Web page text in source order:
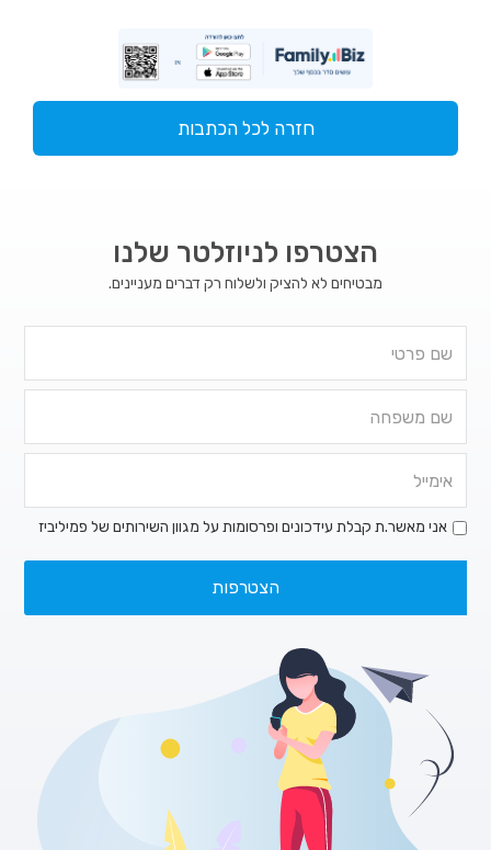
חזרה לכל הכתבות
הצטרפו לניוזלטר שלנו
מבטיחים לא להציק ולשלוח רק דברים מעניינים.
אני מאשר.ת קבלת עידכונים ופרסומות על מגוון השירותים של פמיליביז